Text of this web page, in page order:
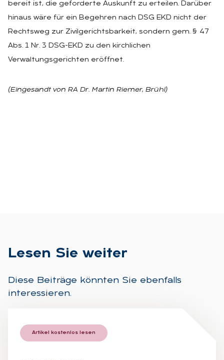
bereit ist, die geforderte Auskunft zu erteilen. Darüber
hinaus wäre für ein Begehren nach DSG EKD nicht der
Rechtsweg zur Zivilgerichtsbarkeit, sondern gem. § 47
Abs. 1 Nr. 3 DSG-EKD zu den kirchlichen
Verwaltungsgerichten eröffnet.
(Eingesandt von RA Dr. Martin Riemer, Brühl)
Le­sen Sie wei­ter
Diese Beiträge könnten Sie ebenfalls
interessieren.
Artikel kostenlos lesen